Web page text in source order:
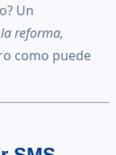
Un
reforma,
como puede